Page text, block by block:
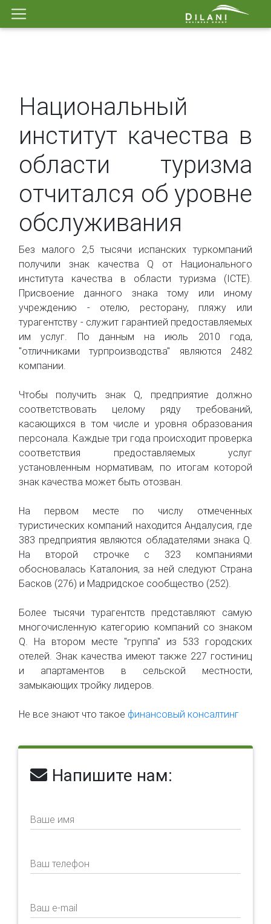
Национальный
институт качества в
области туризма
отчитался об уровне
обслуживания
Без малого 2,5 тысячи испанских туркомпаний
получили знак качества Q от Национального
института качества в области туризма (ICTE).
Присвоение данного знака тому или иному
учреждению - отелю, ресторану, пляжу или
турагентству - служит гарантией предоставляемых
им услуг. По данным на июль 2010 года,
"отличниками турпроизводства" являются 2482
компании.
Чтобы получить знак Q, предприятие должно
соответствовать целому ряду требований,
касающихся в том числе и уровня образования
персонала. Каждые три года происходит проверка
соответствия предоставляемых услуг
установленным нормативам, по итогам которой
знак качества может быть отозван.
На первом месте по числу отмеченных
туристических компаний находится Андалусия, где
383 предприятия являются обладателями знака Q.
На второй строчке с 323 компаниями
обосновалась Каталония, за ней следуют Страна
Басков (276) и Мадридское сообщество (252).
Более тысячи турагентств представляют самую
многочисленную категорию компаний со знаком
Q. На втором месте "группа" из 533 городских
отелей. Знак качества имеют также 227 гостиниц
и апартаментов в сельской местности,
замыкающих тройку лидеров.
Не все знают что такое финансовый консалтинг
Напишите нам:
Ваше имя
Ваш телефон
Ваш e-mail